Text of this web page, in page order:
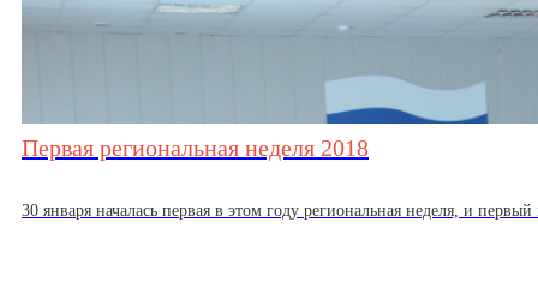
Первая региональная неделя 2018
30 января началась первая в этом году региональная неделя, и